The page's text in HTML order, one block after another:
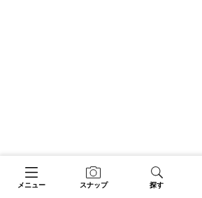
メニュー スナップ 探す